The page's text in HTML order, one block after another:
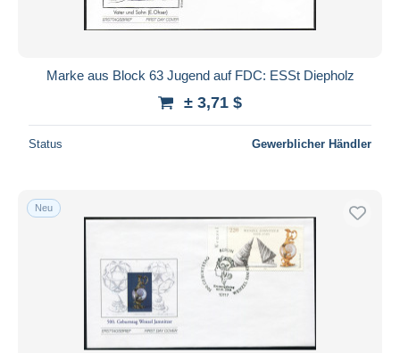
Marke aus Block 63 Jugend auf FDC: ESSt Diepholz
± 3,71 $
Status Gewerblicher Händler
Neu